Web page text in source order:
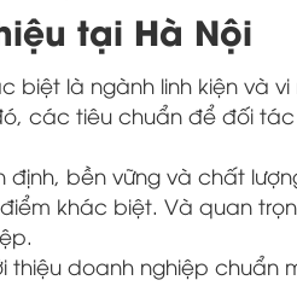
tại Hà Nội
biệt là ngành linh kiện và
các tiêu chuẩn để đối
định, bền vững và chất
khác biệt. Và quan
thiệu doanh nghiệp chuẩn